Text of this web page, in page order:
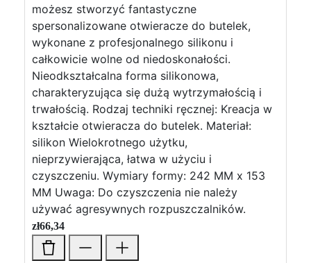
możesz stworzyć fantastyczne
spersonalizowane otwieracze do butelek,
wykonane z profesjonalnego silikonu i
całkowicie wolne od niedoskonałości.
Nieodkształcalna forma silikonowa,
charakteryzująca się dużą wytrzymałością i
trwałością. Rodzaj techniki ręcznej: Kreacja w
kształcie otwieracza do butelek. Materiał:
silikon Wielokrotnego użytku,
nieprzywierająca, łatwa w użyciu i
czyszczeniu. Wymiary formy: 242 MM x 153
MM Uwaga: Do czyszczenia nie należy
używać agresywnych rozpuszczalników.
zł66,34